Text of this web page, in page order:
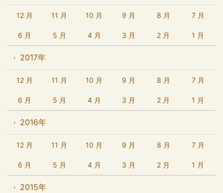
12 月 11 月 10 月 9 月 8 月 7 月
6 月 5 月 4 月 3 月 2 月 1 月
2017年
12 月 11 月 10 月 9 月 8 月 7 月
6 月 5 月 4 月 3 月 2 月 1 月
2016年
12 月 11 月 10 月 9 月 8 月 7 月
6 月 5 月 4 月 3 月 2 月 1 月
2015年